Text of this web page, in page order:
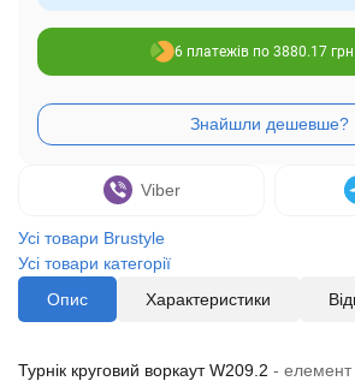
6 платежів по 3880.17
Viber
Усі товари Brustyle
Усі товари категорії
Опис
Характеристики
Турнік круговий воркаут W209.2 - елемент